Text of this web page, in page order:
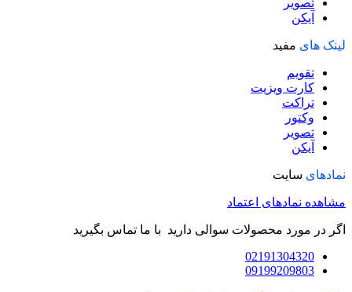
تصویر
آیکن
لینک های مفید
تقویم
کارت ویزیت
تراکت
وکتور
تصویر
آیکن
نمادهای سایت
مشاهده نمادهای اعتماد
اگر در مورد محصولات سوالی دارید با ما تماس بگیرید
02191304320
09199209803